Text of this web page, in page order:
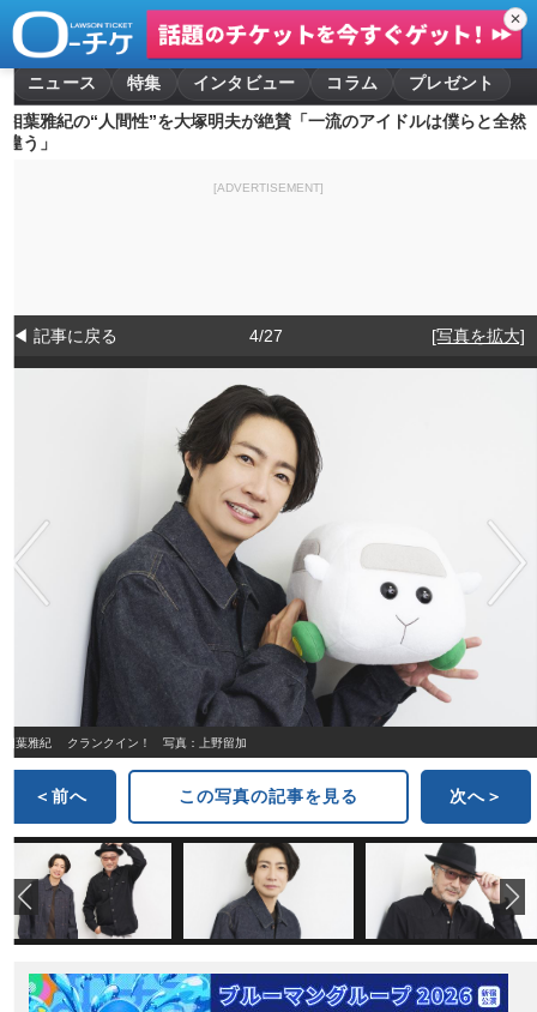
✕
ニュース 特集 インタビュー コラム
プレゼント
相葉雅紀の“人間性”を大塚明夫が絶賛「一流のアイドルは僕らと全然
違う」
[ADVERTISEMENT]
◀ 記事に戻る 4/27 [写真を拡大]
相葉雅紀 クランクイン！ 写真：上野留加
＜前へ この写真の記事を見る 次へ＞